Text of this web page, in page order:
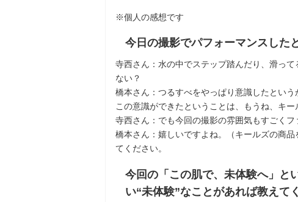
※個人の感想です
今日の撮影でパフォーマンスした
寺西さん：水の中でステップ踏んだり、滑っ
ない？
橋本さん：つるすべをやっぱり意識したとい
この意識ができたということは、もうね、キー
寺西さん：でも今回の撮影の雰囲気もすごくフ
橋本さん：嬉しいですよね。（キールズの商
てください。
今回の「この肌で、未体験へ」と
い“未体験”なことがあれば教えて